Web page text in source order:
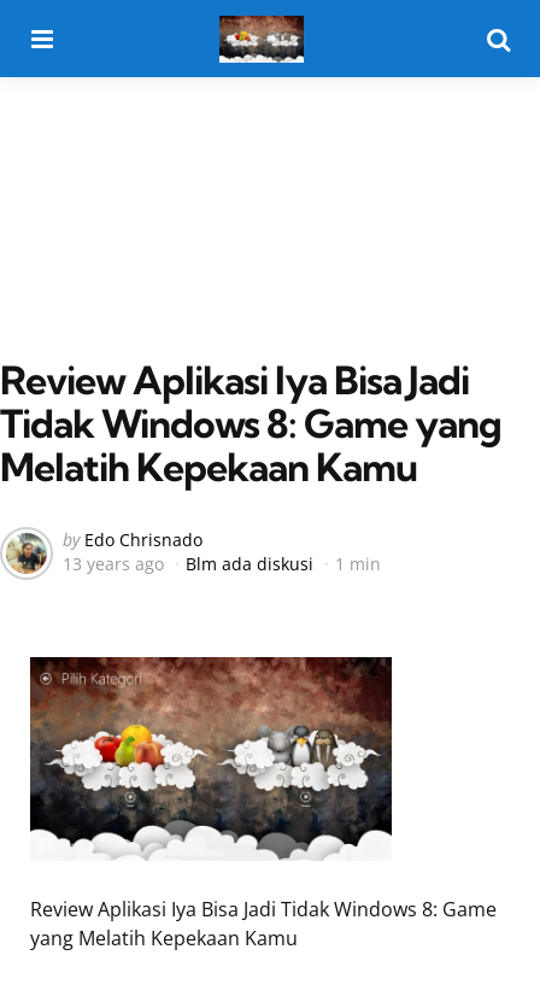
Review Aplikasi Iya Bisa Jadi
Tidak Windows 8: Game yang
Melatih Kepekaan Kamu
Posted
by
by Edo Chrisnado
13 years ago
Blm ada diskusi 1 min
Review Aplikasi Iya Bisa Jadi Tidak Windows 8: Game
yang Melatih Kepekaan Kamu